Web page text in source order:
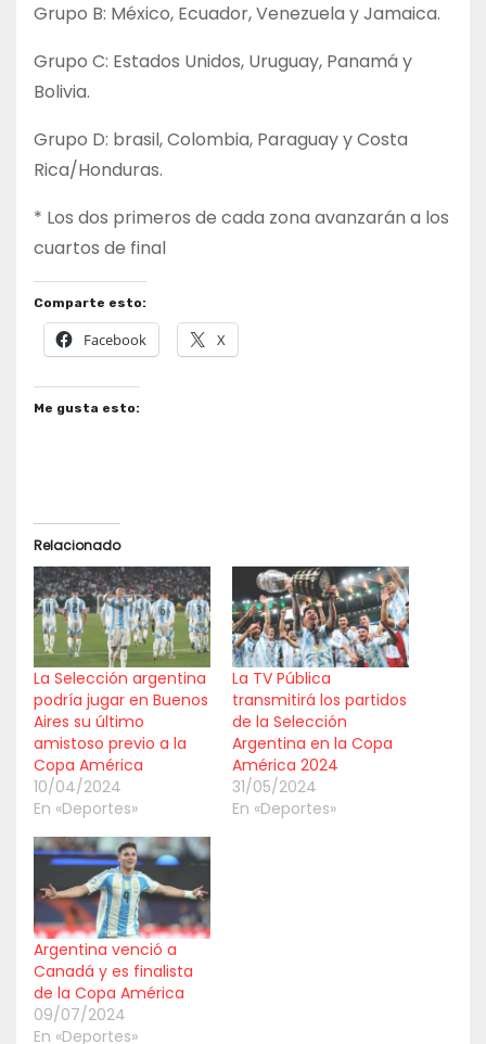
Grupo B: México, Ecuador, Venezuela y Jamaica.
Grupo C: Estados Unidos, Uruguay, Panamá y
Bolivia.
Grupo D: brasil, Colombia, Paraguay y Costa
Rica/Honduras.
* Los dos primeros de cada zona avanzarán a los
cuartos de final
Comparte esto:
Facebook X
Me gusta esto:
Relacionado
La Selección argentina
podría jugar en Buenos
Aires su último
amistoso previo a la
Copa América
10/04/2024
En «Deportes»
La TV Pública
transmitirá los partidos
de la Selección
Argentina en la Copa
América 2024
31/05/2024
En «Deportes»
Argentina venció a
Canadá y es finalista
de la Copa América
09/07/2024
En «Deportes»